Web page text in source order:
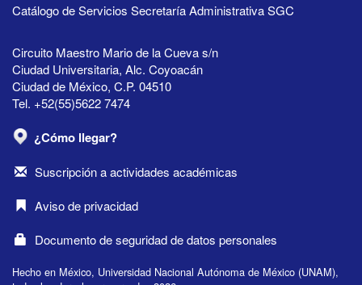
Catálogo de Servicios Secretaría Administrativa SGC
Circuito Maestro Mario de la Cueva s/n
Ciudad Universitaria, Alc. Coyoacán
Ciudad de México, C.P. 04510
Tel. +52(55)5622 7474
¿Cómo llegar?
Suscripción a actividades académicas
Aviso de privacidad
Documento de seguridad de datos personales
Hecho en México, Universidad Nacional Autónoma de México (UNAM),